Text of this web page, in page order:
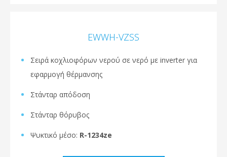
EWWH-VZSS
Σειρά κοχλιοφόρων νερού σε νερό με inverter για
εφαρμογή θέρμανσης
Στάνταρ απόδοση
Στάνταρ θόρυβος
Ψυκτικό μέσο: R-1234ze